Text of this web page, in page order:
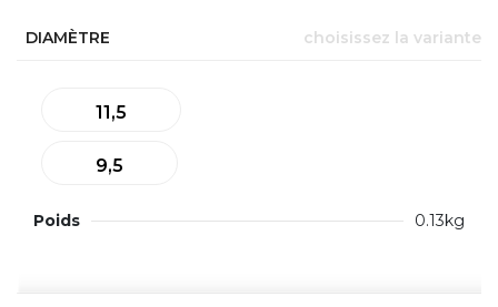
DIAMÈTRE choisissez la variante
11,5
9,5
Poids 0.13kg